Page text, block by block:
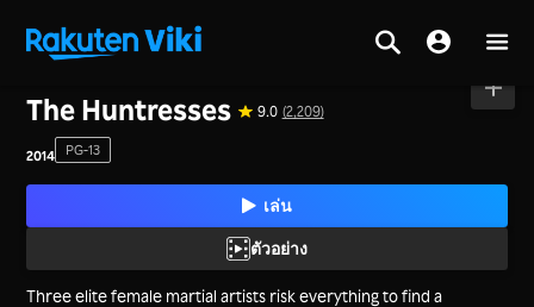
The Huntresses 9.0 (2,209)
2014 PG-13
เล่น
ตัวอย่าง
Three elite female martial artists risk everything to find a